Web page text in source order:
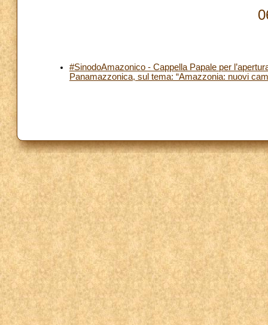
#SinodoAmazonico - Cappella Papale per
Panamazzonica, sul tema: “Amazzonia: nuovi